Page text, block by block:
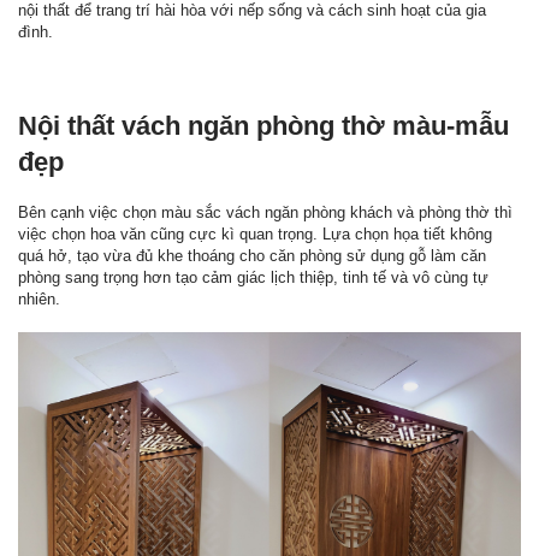
nội thất để trang trí hài hòa với nếp sống và cách sinh hoạt của gia
đình.
Nội thất vách ngăn phòng thờ màu-mẫu
đẹp
Bên cạnh việc chọn màu sắc vách ngăn phòng khách và phòng thờ thì
việc chọn hoa văn cũng cực kì quan trọng. Lựa chọn họa tiết không
quá hở, tạo vừa đủ khe thoáng cho căn phòng sử dụng gỗ làm căn
phòng sang trọng hơn tạo cảm giác lịch thiệp, tinh tế và vô cùng tự
nhiên.